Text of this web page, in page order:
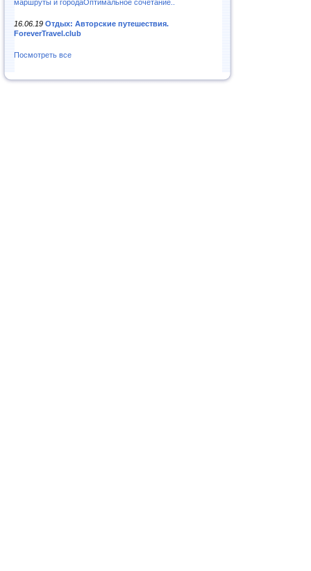
маршруты и городаОптимальное сочетание..
16.06.19 Отдых: Авторские путешествия.
ForeverTravel.club
Посмотреть все